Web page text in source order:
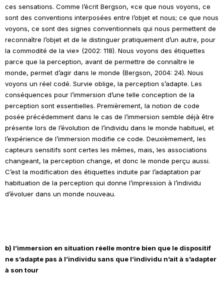
ces sensations. Comme l’écrit Bergson, «ce que nous voyons, ce
sont des conventions interposées entre l’objet et nous; ce que nous
voyons, ce sont des signes conventionnels qui nous permettent de
reconnaître l’objet et de le distinguer pratiquement d’un autre, pour
la commodité de la vie» (2002: 118). Nous voyons des étiquettes
parce que la perception, avant de permettre de connaître le
monde, permet d’agir dans le monde (Bergson, 2004: 24). Nous
voyons un réel codé. Survie oblige, la perception s’adapte. Les
conséquences pour l’immersion d’une telle conception de la
perception sont essentielles. Premièrement, la notion de code
posée précédemment dans le cas de l’immersion semble déjà être
présente lors de l’évolution de l’individu dans le monde habituel, et
l’expérience de l’immersion modifie ce code. Deuxièmement, les
capteurs sensitifs sont certes les mêmes, mais, les associations
changeant, la perception change, et donc le monde perçu aussi.
C’est la modification des étiquettes induite par l’adaptation par
habituation de la perception qui donne l’impression à l’individu
d’évoluer dans un monde nouveau.
b) l’immersion en situation réelle montre bien que le dispositif
ne s’adapte pas à l’individu sans que l’individu n’ait à s’adapter
à son tour